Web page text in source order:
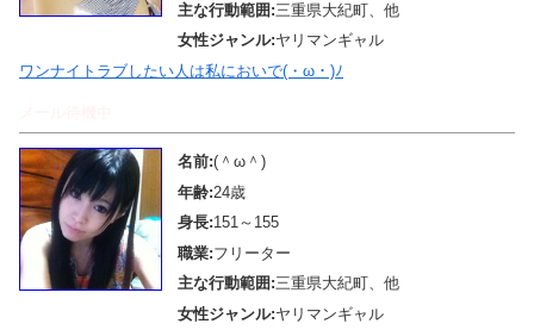
主な行動範囲:三重県大紀町、他
女性ジャンル:ヤリマンギャル
ワンナイトラブしたい人は私においで(・ω・)ﾉ
名前:(＾ω＾)
年齢:24歳
身長:151～155
職業:フリーター
主な行動範囲:三重県大紀町、他
女性ジャンル:ヤリマンギャル